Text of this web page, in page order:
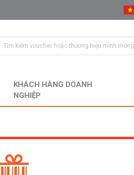
KHÁCH HÀNG DOANH
NGHIỆP